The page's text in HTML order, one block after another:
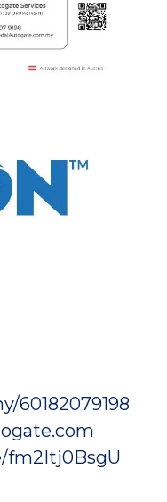
60182079198
fm2Itj0BsgU